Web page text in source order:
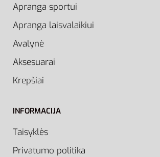
Apranga sportui
Apranga laisvalaikiui
Avalynė
Aksesuarai
Krepšiai
INFORMACIJA
Taisyklės
Privatumo politika